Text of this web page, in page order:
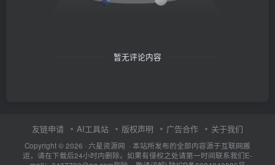
暂无评论内容
友链申请 AI工具站 版权声明 广告合作 关于我们
Copyright © 2026 · 六星资源网 · 本站所发布的全部内容源于互联网搬
运，请在下载后24小时内删除。如果有侵权之处请第一时间联系我们E-